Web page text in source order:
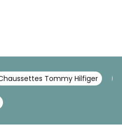
Tommy Hilfiger